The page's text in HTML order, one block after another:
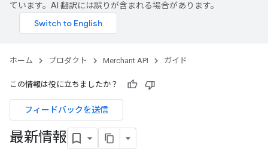
ています。AI 翻訳には誤りが含まれる場合があります。
ホーム プロダクト Merchant API ガイド
この情報は役に立ちましたか？
フィードバックを送信
最新情報